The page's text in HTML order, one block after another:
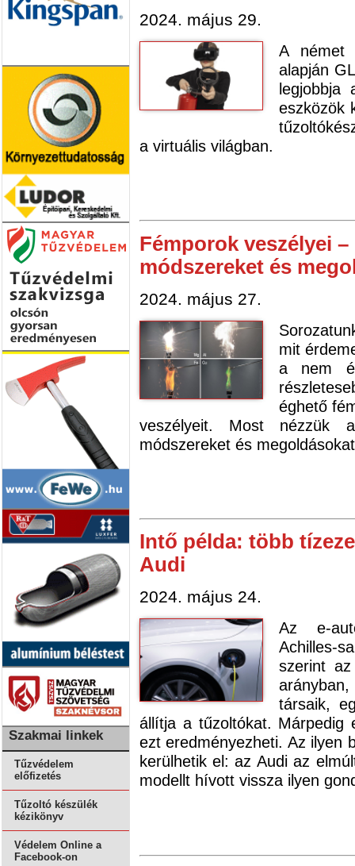
Szakmai linkek
Tűzvédelem
előfizetés
Tűzoltó készülék
kézikönyv
Védelem Online a
Facebook-on
2024. május 29.
A német
alapján
legjobbja
eszközök
a virtuális világban.
Fémporok veszélyei
módszereket és
2024. május 27.
mit
a nem
éghető
veszélyeit. Most nézzük
módszereket és
Intő példa: több
Audi
2024. május 24.
Az e-
Achilles-
szerint
társaik,
állítja a tűzoltókat. Márpedig
ezt eredményezheti. Az ilyen
kerülhetik el: az Audi az
modellt hívott vissza ilyen